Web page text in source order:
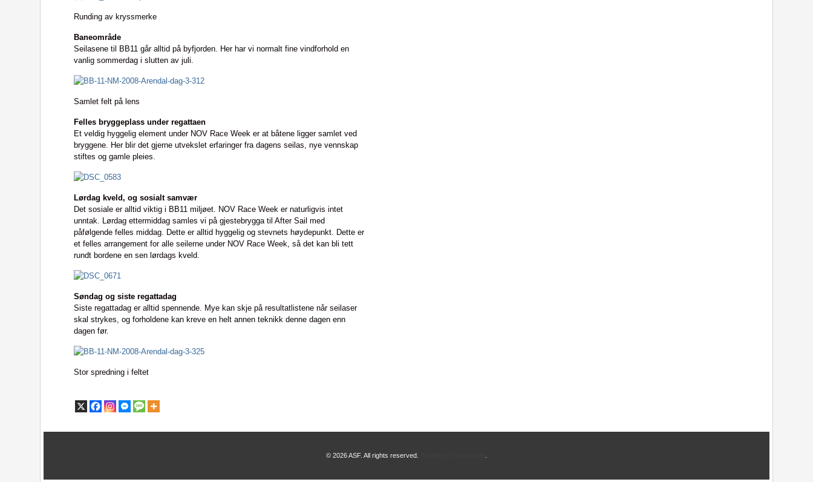
Runding av kryssmerke
Baneområde
Seilasene til BB11 går alltid på byfjorden. Her har vi normalt fine vindforhold en
vanlig sommerdag i slutten av juli.
Samlet felt på lens
Felles bryggeplass under regattaen
Et veldig hyggelig element under NOV Race Week er at båtene ligger samlet ved
bryggene. Her blir det gjerne utvekslet erfaringer fra dagens seilas, nye vennskap
stiftes og gamle pleies.
Lørdag kveld, og sosialt samvær
Det sosiale er alltid viktig i BB11 miljøet. NOV Race Week er naturligvis intet
unntak. Lørdag ettermiddag samles vi på gjestebrygga til After Sail med
påfølgende felles middag. Dette er alltid hyggelig og stevnets høydepunkt. Dette er
et felles arrangement for alle seilerne under NOV Race Week, så det kan bli tett
rundt bordene en sen lørdags kveld.
Søndag og siste regattadag
Siste regattadag er alltid spennende. Mye kan skje på resultatlistene når seilaser
skal strykes, og forholdene kan kreve en helt annen teknikk denne dagen enn
dagen før.
Stor spredning i feltet
© 2026 ASF. All rights reserved.